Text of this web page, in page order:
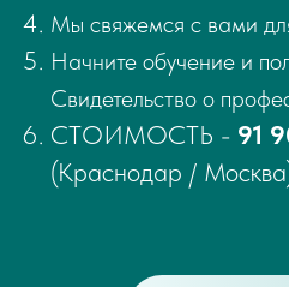
Мы свяжемся с вами
Начните обучение и
Свидетельство о
СТОИМОСТЬ - 91
(Краснодар /